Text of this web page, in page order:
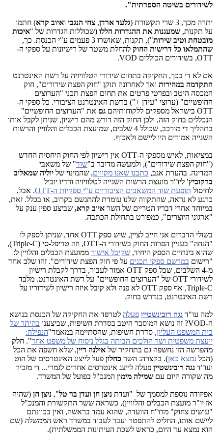
לשידורים בשיטה הספרתית".
יתרה מכך, 3 שרי תקשורת ( גלעד ארדן, צחי הנגבי ואיוב קרא) חתמו
על תקנות, שמעגנות את ההגדרות הללו (שכוללות הגדרות של "איכות
מובטחת וטיב שירות"), תקנות, שאושרו 3 פעמים ע"י הכנסת. כך,
שהתמלאו כל דרישות החוק להחלת משטר של רישיונות על ספקי ה-
OTT, בשידורים הכוללים VOD.
אם לא די בכך, החקיקה בתחום שידורי הטלוויזיה על רשת האינטרנט
התקדמה במהירות ואך לאחרונה תוקן "חוק הפצת שידורים", חוק
המכסה היטב ובפרטי פרטים את תחום הפצת תכני "הערוצים
החופשיים" (ערוצי "עידן +") ברשת האינטרנט הציבורי. כל ספקי ה-
OTT בישראל מספקים ללקוחותיהם
גם את "הערוצים החופשיים"
הנכללים בחוק הזה, ולכן החוק הזה דורש מהם רישיון, שניתן לקבל אותו
בתהליך די מורכב, שכולל 4 שלבים, שמועצת הכבלים והלוויין והרשות
השנייה אמורים היו ליישם ולאכוף.
במציאות, לאיש מספקי ה-OTT אין רישיון לפי החוק היחסית החדש
("חוק הפצת שידורים"), ולמעשה מדובר ב"שוד" של משאבי
המדינה. בהערת אגב, כתבנו שאנו מקווים, שהמינוי של יוליה שמאלוב
ברקוביץ' ליו"ר מועצת הרשות השנייה לטלוויזיה ורדיו יוביל
לחיסול תופעת שוד המשאבים הציבוריים ע"י ספקיות ה-OTT
. אבל,
כרגע לא נראה, שהתקווה שלנו עומדת להתגשם בקרוב, או בכלל. זאת,
במיוחד אחרי דבריו הטריים של השר איוב קרא, שביצע ספין ענק על
"ארגוני היוצרים", כמפורט בתחילת הכתבה.
בשולי הדברים אני חייב לציין, שיש ספק OTT אחד, שניתן לספק לו
"הנחה" בעניין הפרות החוק בשידורי ה-OTT, וזה טריפל-סי (Triple-C),
שהוא בינתיים הספק היחיד, שקיבל אישור ממועצת הכבלים והלויין ל:
"רישום במרשם ספקי תכנים על פי חוק הפצת שידורים". זהו שלב אחד
מ-4 השלבים, שכל ספק OTT אמור לעבור, בדרך לקבלת רישיון
לשידורי OTT של "הערוצים החופשיים" על רשת האינטרנט. מלבד
Triple-C, אף ספק OTT לא פנה ולא קיבל איזה רישיון לשידוריו על
רשת האינטרנט, כנדרש בחוק.
למה עו"ד נגה רובינשטיין פעלה לטרפד את החקיקה של הכנסת בנושא
ה-VOD? זה נושא המוסבר היטב בסדרת חשיפות, שביצענו
בהיתר של
בית המשפט העליון, סדרת חשיפות, שהסתיימה במאמר"הנפילה:
יועצת משפטית ושר הולכים הביתה בגלל ניסוח של משפט אחד". חלק
מהפרשה הזו נחשפה גם בתחקיר של אילנה דיין, שלא חשפה את הכל
(הכל נמצא כאן). בקצרה: השר כחלון פעל לייצוג האינטרסים של הוט
ועו"ד נגה רובינשטיין פעלה לייצג אינטרסים אחרים לגמרי... די מזכיר
מה שקורה היום עם שמילה מימון המנכ"ל בפועל של המשרד.
אפיזודה נוספת למסמך של "ועדת ניצן חן ועדן בר טל", ניצן חן (שהיה
אז יו"ר מועצת הכבלים והלוויין), כשראה ששר התקשורת והמנכ"ל
"עושים צחוק" מדו"ח הוועדה, שהוא עמד בראשה, ואין בכוונתם
ליישם אותו, החליט להתפטר ועבר לעבוד במשרד ראש הממשלה (שם
הוא נמצא עד היום, כראש לשכת העיתונות הממשלתית).